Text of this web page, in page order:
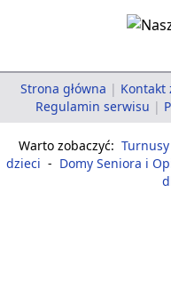
Strona główna | Kontakt
Regulamin serwisu |
Warto zobaczyć:
dzieci - Domy Seniora i